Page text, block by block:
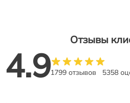
Отзывы
4.91799 отзывов 5358